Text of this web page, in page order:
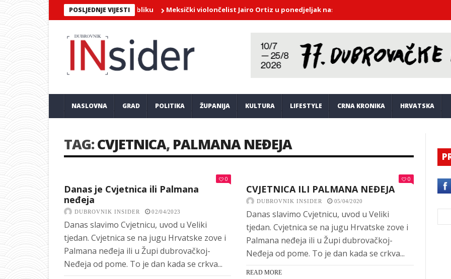
POSLJEDNJE VIJESTI
– Bebek rasplesao lapadsku publiku Meksički violončelist Jairo Ortiz u ponedjeljak nastupa u Saloči od zrcala DHMZ
NASLOVNA GRAD POLITIKA ŽUPANIJA KULTURA LIFESTYLE CRNA KRONIKA HRVATSKA
TAG:CVJETNICA, PALMANA NEĐEJA
0
Danas je Cvjetnica ili Palmana
neđeja
DUBROVNIK INSIDER 02/04/2023
Danas slavimo Cvjetnicu, uvod u Veliki
tjedan. Cvjetnica se na jugu Hrvatske zove i
Palmana neđeja ili u Župi dubrovačkoj-
Neđeja od pome. To je dan kada se crkva...
0
CVJETNICA ILI PALMANA NEĐEJA
DUBROVNIK INSIDER 05/04/2020
Danas slavimo Cvjetnicu, uvod u Veliki
tjedan. Cvjetnica se na jugu Hrvatske zove i
Palmana neđeja ili u Župi dubrovačkoj-
Neđeja od pome. To je dan kada se crkva...
READ MORE